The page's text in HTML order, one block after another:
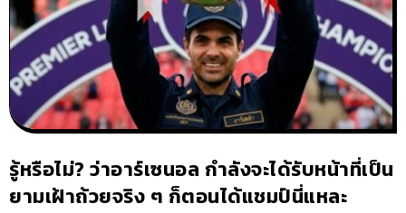
รู้หรือไม่? ว่าอาร์เซนอล กำลังจะได้รับหน้าที่เป็น
ยามเฝ้าถ้วยจริง ๆ ก็ตอนได้แชมป์นี่แหละ